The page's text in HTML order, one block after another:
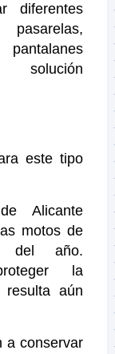
diferentes
solución
este tipo
Alicante
motos de
del año.
la
resulta aún
a conservar